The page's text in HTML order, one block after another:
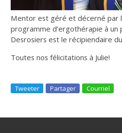
Mentor est géré et décerné par
programme d’ergothérapie à un
Desrosiers est le récipiendaire
Toutes nos félicitations à Julie!
Tweeter Partager Courriel